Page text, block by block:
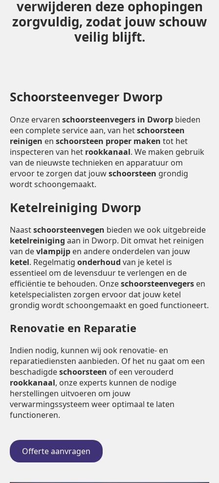
verwijderen deze ophopingen
zorgvuldig, zodat jouw schouw
veilig blijft.
Schoorsteenveger Dworp
Onze ervaren schoorsteenvegers in Dworp bieden
een complete service aan, van hetschoorsteen
reinigen en schoorsteen proper maken tot het
inspecteren van het rookkanaal. We maken gebruik
van de nieuwste technieken en apparatuur om
ervoor te zorgen dat jouwschoorsteen grondig
wordt schoongemaakt.
Ketelreiniging Dworp
Naastschoorsteenvegen bieden we ook uitgebreide
ketelreiniging aan in Dworp. Dit omvat het reinigen
van devlampijp en andere onderdelen van jouw
ketel. Regelmatig onderhoud van je ketel is
essentieel om de levensduur te verlengen en de
efficiëntie te behouden. Onzeschoorsteenvegers en
ketelspecialisten zorgen ervoor dat jouw ketel
grondig wordt schoongemaakt en goed functioneert.
Renovatie en Reparatie
Indien nodig, kunnen wij ook renovatie- en
reparatiediensten aanbieden. Of het nu gaat om een
beschadigdeschoorsteen of een verouderd
rookkanaal, onze experts kunnen de nodige
herstellingen uitvoeren om jouw
verwarmingssysteem weer optimaal te laten
functioneren.
Offerte aanvragen